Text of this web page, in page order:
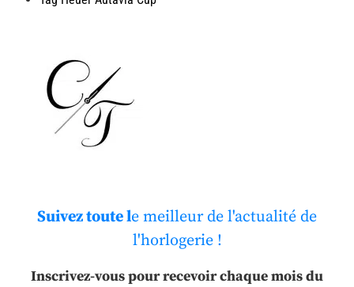
Suivez toute le meilleur de l'actualité de
l'horlogerie !
Inscrivez-vous pour recevoir chaque mois du